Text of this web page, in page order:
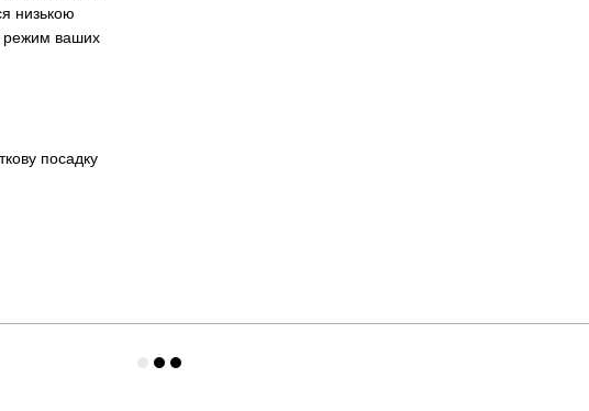
низькою
режим ваших
посадку